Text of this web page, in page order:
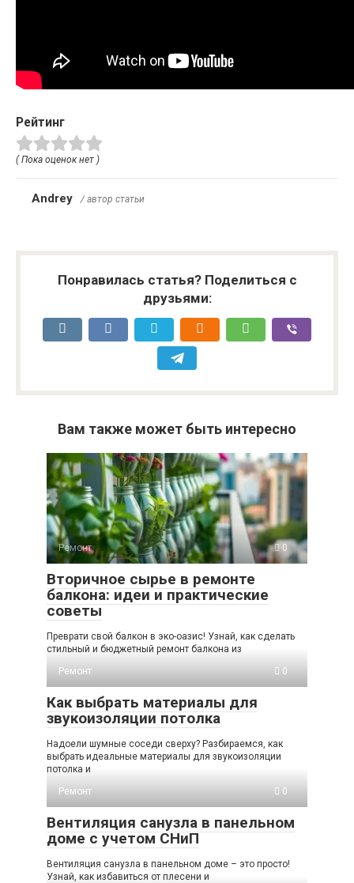
Рейтинг
( Пока оценок нет )
Andrey / автор статьи
Понравилась статья? Поделиться с
друзьями:
Вам также может быть интересно
Ремонт 0
Вторичное сырье в ремонте
балкона: идеи и практические
советы
Преврати свой балкон в эко-оазис! Узнай, как сделать
стильный и бюджетный ремонт балкона из
Ремонт
0
Как выбрать материалы для
звукоизоляции потолка
Надоели шумные соседи сверху? Разбираемся, как
выбрать идеальные материалы для звукоизоляции
потолка и
Ремонт
0
Вентиляция санузла в панельном
доме с учетом СНиП
Вентиляция санузла в панельном доме – это просто!
Узнай, как избавиться от плесени и